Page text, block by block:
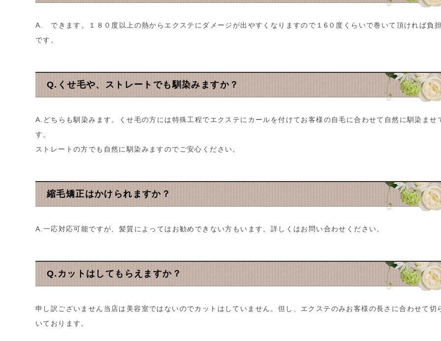
A. できます。１８０度以上の熱からエクステにダメージが出やすくなりますので１6０度くらいで巻いて頂ければ負
です。
Q.くせ毛や、ストレートでも馴染みますか？
A.どちらも馴染みます。くせ毛の方には特殊工程でエクステにカールを付けてお客様の自毛に合わせて自然に馴染ませ
す。
ストレートの方でも自然に馴染みますのでご安心ください。
縮毛矯正はかけられますか？
A.一応対応可能ですが、髪質によってはお勧めできない方もいます。詳しくはお問い合わせください。
Q.カットはしてもらえますか？
申し訳ございません当店は美容室ではないのでカットはしていません。但し、エクステのみお客様の長さに合わせて切
いております。